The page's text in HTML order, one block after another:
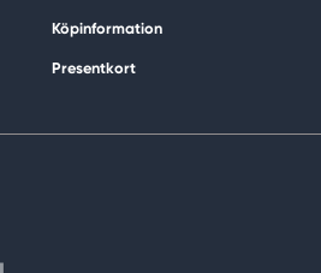
Köpinformation
Presentkort